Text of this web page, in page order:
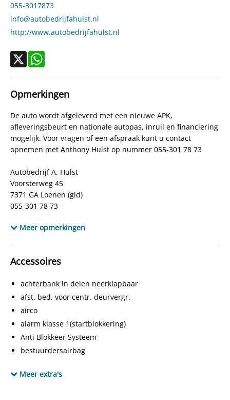
Modeldatum vanaf
Modeldatum tot
Emissieklasse
Max. trekgewicht
Verbruik stad
Verbruik snelweg
4,8 l/100km
CO₂-emissie
142 g/km
Laksoort
Basis
Bijtellingspercentage
APK
Kleur interieur
Bekleding
055-3017873
info@autobedrijfahulst.nl
http://www.autobedrijfahulst.nl
Opmerkingen
De auto wordt afgeleverd met een nieuwe APK,
afleveringsbeurt en nationale autopas, inruil en financiering
mogelijk. Voor vragen of een afspraak kunt u contact
opnemen met Anthony Hulst op nummer 055-301 78 73
Autobedrijf A. Hulst
Voorsterweg 45
7371 GA Loenen (gld)
055-301 78 73
info@autobedrijfahulst.nl
Meer opmerkingen
Accessoires
achterbank in delen neerklapbaar
afst. bed. voor centr. deurvergr.
airco
alarm klasse 1(startblokkering)
Anti Blokkeer Systeem
bestuurdersairbag
buitenspiegels verwarmbaar
Meer extra's